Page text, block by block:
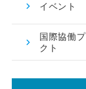
イベント
国際協働
クト